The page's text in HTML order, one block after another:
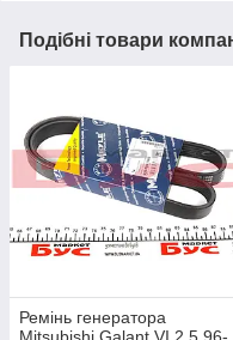
Подібні товари
Ремінь генератора